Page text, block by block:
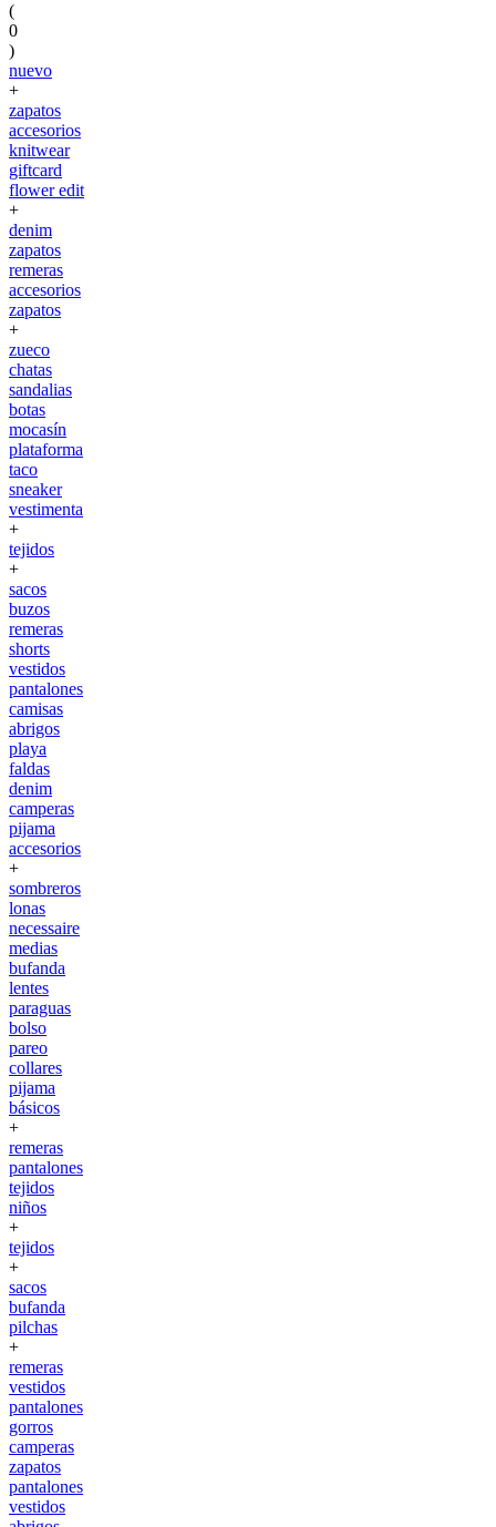
(
0
)
nuevo
+
zapatos
accesorios
knitwear
giftcard
flower edit
+
denim
zapatos
remeras
accesorios
zapatos
+
zueco
chatas
sandalias
botas
mocasín
plataforma
taco
sneaker
vestimenta
+
tejidos
+
sacos
buzos
remeras
shorts
vestidos
pantalones
camisas
abrigos
playa
faldas
denim
camperas
pijama
accesorios
+
sombreros
lonas
necessaire
medias
bufanda
lentes
paraguas
bolso
pareo
collares
pijama
básicos
+
remeras
pantalones
tejidos
niños
+
tejidos
+
sacos
bufanda
pilchas
+
remeras
vestidos
pantalones
gorros
camperas
zapatos
pantalones
vestidos